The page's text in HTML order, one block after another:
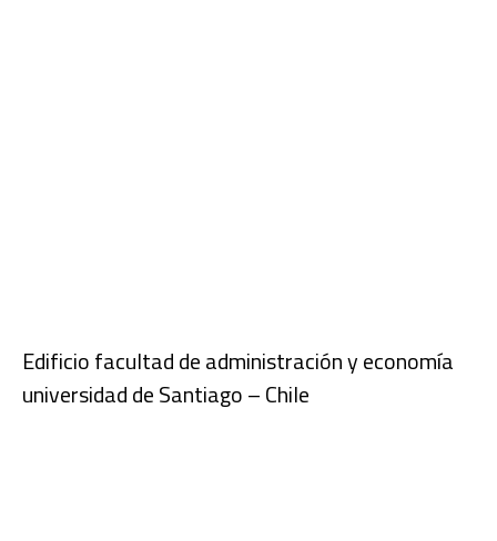
Edificio facultad de administración y economía
universidad de Santiago – Chile